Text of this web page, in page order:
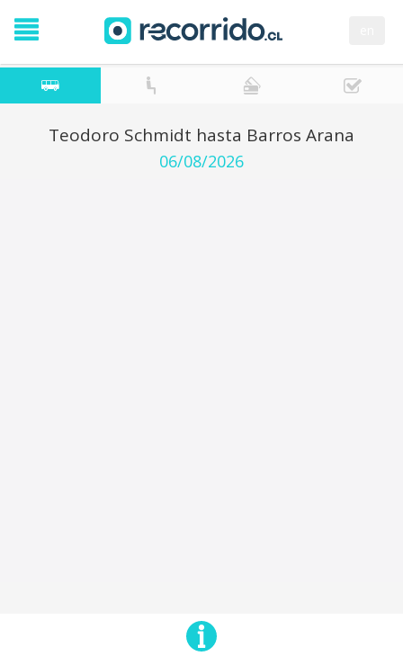
Teodoro Schmidt hasta Barros Arana
06/08/2026